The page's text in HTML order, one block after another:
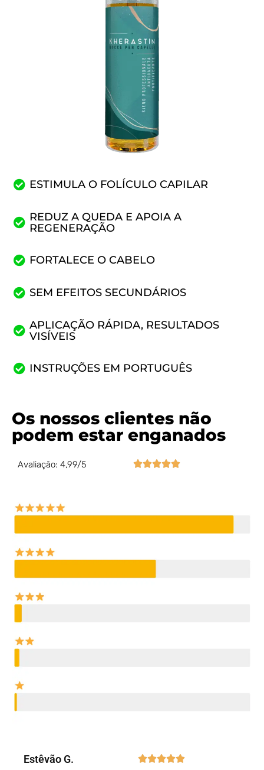
ESTIMULA O FOLÍCULO CAPILAR
REDUZ A QUEDA E APOIA A
REGENERAÇÃO
FORTALECE O CABELO
SEM EFEITOS SECUNDÁRIOS
APLICAÇÃO RÁPIDA, RESULTADOS
VISÍVEIS
INSTRUÇÕES EM PORTUGUÊS
Os nossos clientes não
podem estar enganados
Avaliação: 4,99/5 
Estêvão G. 